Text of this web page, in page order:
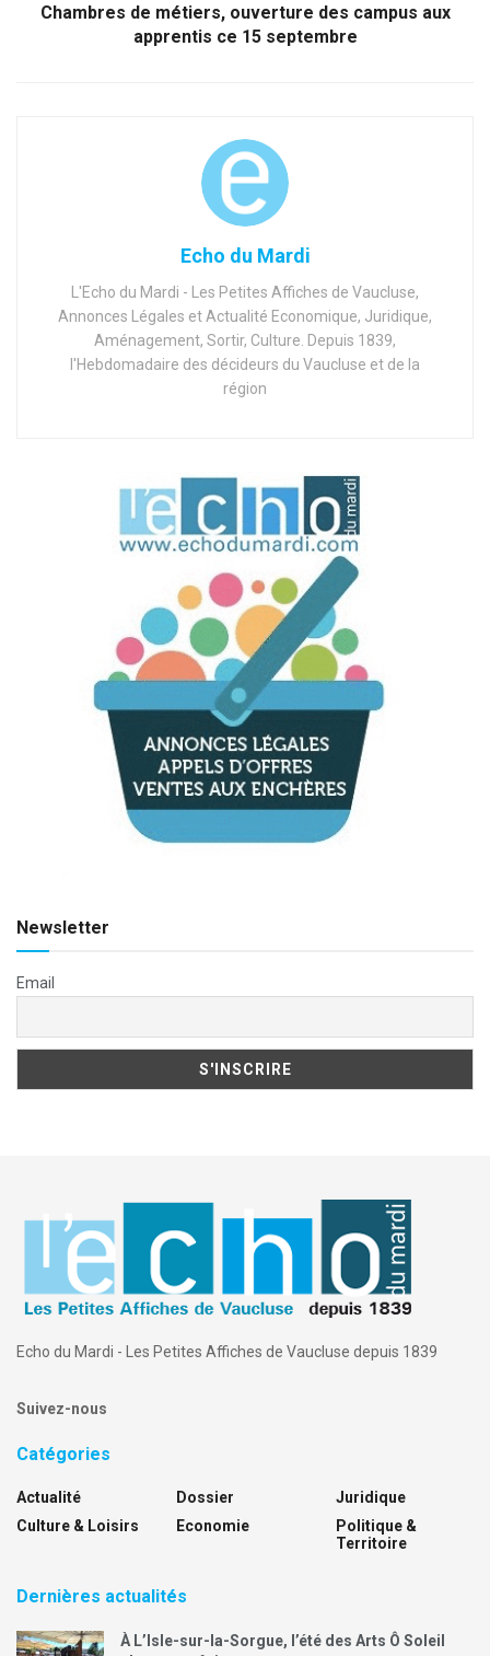
Chambres de métiers, ouverture des campus aux
apprentis ce 15 septembre
Echo du Mardi
L'Echo du Mardi - Les Petites Affiches de Vaucluse,
Annonces Légales et Actualité Economique, Juridique,
Aménagement, Sortir, Culture. Depuis 1839,
l'Hebdomadaire des décideurs du Vaucluse et de la
région
Newsletter
Email
Echo du Mardi - Les Petites Affiches de Vaucluse depuis 1839
Suivez-nous
Catégories
Actualité
Culture & Loisirs
Dossier
Economie
Juridique
Politique &
Territoire
Dernières actualités
À L’Isle-sur-la-Sorgue, l’été des Arts Ô Soleil